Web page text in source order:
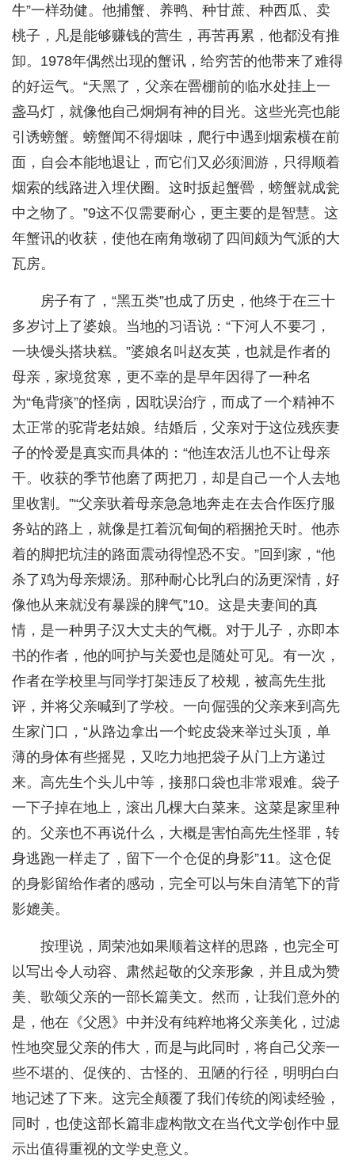
牛”一样劲健。他捕蟹、养鸭、种甘蔗、种西瓜、卖
桃子，凡是能够赚钱的营生，再苦再累，他都没有推
卸。1978年偶然出现的蟹讯，给穷苦的他带来了难得
的好运气。“天黑了，父亲在罾棚前的临水处挂上一
盏马灯，就像他自己炯炯有神的目光。这些光亮也能
引诱螃蟹。螃蟹闻不得烟味，爬行中遇到烟索横在前
面，自会本能地退让，而它们又必须洄游，只得顺着
烟索的线路进入埋伏圈。这时扳起蟹罾，螃蟹就成瓮
中之物了。”9这不仅需要耐心，更主要的是智慧。这
年蟹讯的收获，使他在南角墩砌了四间颇为气派的大
瓦房。
房子有了，“黑五类”也成了历史，他终于在三十
多岁讨上了婆娘。当地的习语说：“下河人不要刁，
一块馒头搭块糕。”婆娘名叫赵友英，也就是作者的
母亲，家境贫寒，更不幸的是早年因得了一种名
为“龟背痰”的怪病，因耽误治疗，而成了一个精神不
太正常的驼背老姑娘。结婚后，父亲对于这位残疾妻
子的怜爱是真实而具体的：“他连农活儿也不让母亲
干。收获的季节他磨了两把刀，却是自己一个人去地
里收割。”“父亲驮着母亲急急地奔走在去合作医疗服
务站的路上，就像是扛着沉甸甸的稻捆抢天时。他赤
着的脚把坑洼的路面震动得惶恐不安。”回到家，“他
杀了鸡为母亲煨汤。那种耐心比乳白的汤更深情，好
像他从来就没有暴躁的脾气”10。这是夫妻间的真
情，是一种男子汉大丈夫的气概。对于儿子，亦即本
书的作者，他的呵护与关爱也是随处可见。有一次，
作者在学校里与同学打架违反了校规，被高先生批
评，并将父亲喊到了学校。一向倔强的父亲来到高先
生家门口，“从路边拿出一个蛇皮袋来举过头顶，单
薄的身体有些摇晃，又吃力地把袋子从门上方递过
来。高先生个头儿中等，接那口袋也非常艰难。袋子
一下子掉在地上，滚出几棵大白菜来。这菜是家里种
的。父亲也不再说什么，大概是害怕高先生怪罪，转
身逃跑一样走了，留下一个仓促的身影”11。这仓促
的身影留给作者的感动，完全可以与朱自清笔下的背
影媲美。
按理说，周荣池如果顺着这样的思路，也完全可
以写出令人动容、肃然起敬的父亲形象，并且成为赞
美、歌颂父亲的一部长篇美文。然而，让我们意外的
是，他在《父恩》中并没有纯粹地将父亲美化，过滤
性地突显父亲的伟大，而是与此同时，将自己父亲一
些不堪的、促侠的、古怪的、丑陋的行径，明明白白
地记述了下来。这完全颠覆了我们传统的阅读经验，
同时，也使这部长篇非虚构散文在当代文学创作中显
示出值得重视的文学史意义。